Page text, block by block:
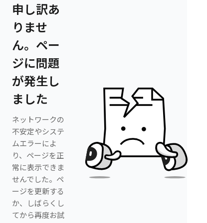
申し訳あ
りませ
ん。ペー
ジに問題
が発生し
ました
ネットワークの
不安定やシステ
ムエラーによ
り、ページを正
常に表示できま
せんでした。ペ
ージを更新する
か、しばらくし
てから再度お試